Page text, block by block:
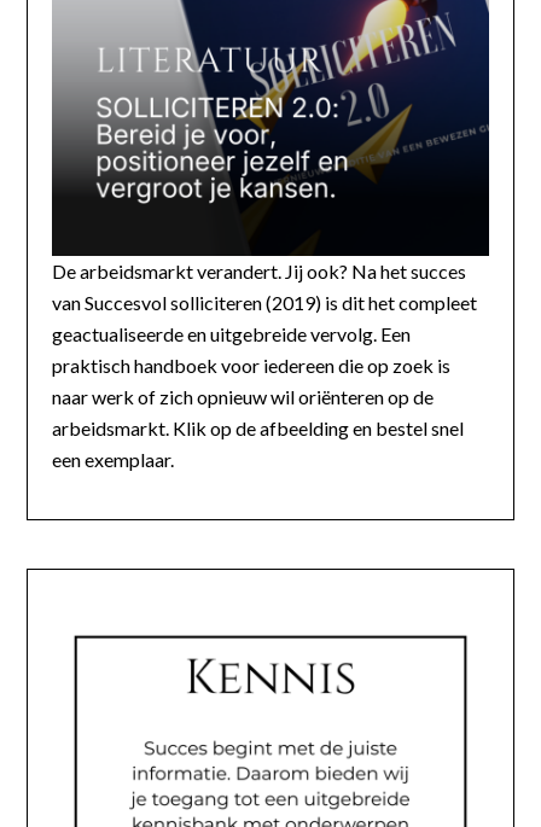
De arbeidsmarkt verandert. Jij ook? Na het succes
van Succesvol solliciteren (2019) is dit het compleet
geactualiseerde en uitgebreide vervolg. Een
praktisch handboek voor iedereen die op zoek is
naar werk of zich opnieuw wil oriënteren op de
arbeidsmarkt. Klik op de afbeelding en bestel snel
een exemplaar.